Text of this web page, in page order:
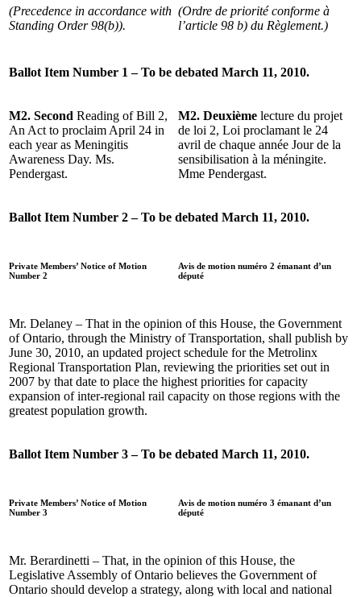
(Precedence in accordance with
Standing Order 98(b)).
(Ordre de priorité conforme à
l’article 98 b) du Règlement.)
Ballot Item Number 1 – To be debated March 11, 2010.
M2. Second Reading of Bill 2,
An Act to proclaim April 24 in
each year as Meningitis
Awareness Day. Ms.
Pendergast.
M2. Deuxième lecture du projet
de loi 2, Loi proclamant le 24
avril de chaque année Jour de la
sensibilisation à la méningite.
Mme Pendergast.
Ballot Item Number 2 – To be debated March 11, 2010.
Private Members’ Notice of Motion
Number 2
Avis de motion numéro 2 émanant d’un
député
Mr. Delaney – That in the opinion of this House, the Government
of Ontario, through the Ministry of Transportation, shall publish by
June 30, 2010, an updated project schedule for the Metrolinx
Regional Transportation Plan, reviewing the priorities set out in
2007 by that date to place the highest priorities for capacity
expansion of inter-regional rail capacity on those regions with the
greatest population growth.
Ballot Item Number 3 – To be debated March 11, 2010.
Private Members’ Notice of Motion
Number 3
Avis de motion numéro 3 émanant d’un
député
Mr. Berardinetti – That, in the opinion of this House, the
Legislative Assembly of Ontario believes the Government of
Ontario should develop a strategy, along with local and national